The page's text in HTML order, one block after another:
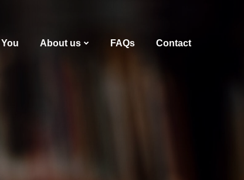
About us FAQs Contact